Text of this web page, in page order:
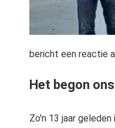
bericht een reactie
Het begon
Zo'n 13 jaar